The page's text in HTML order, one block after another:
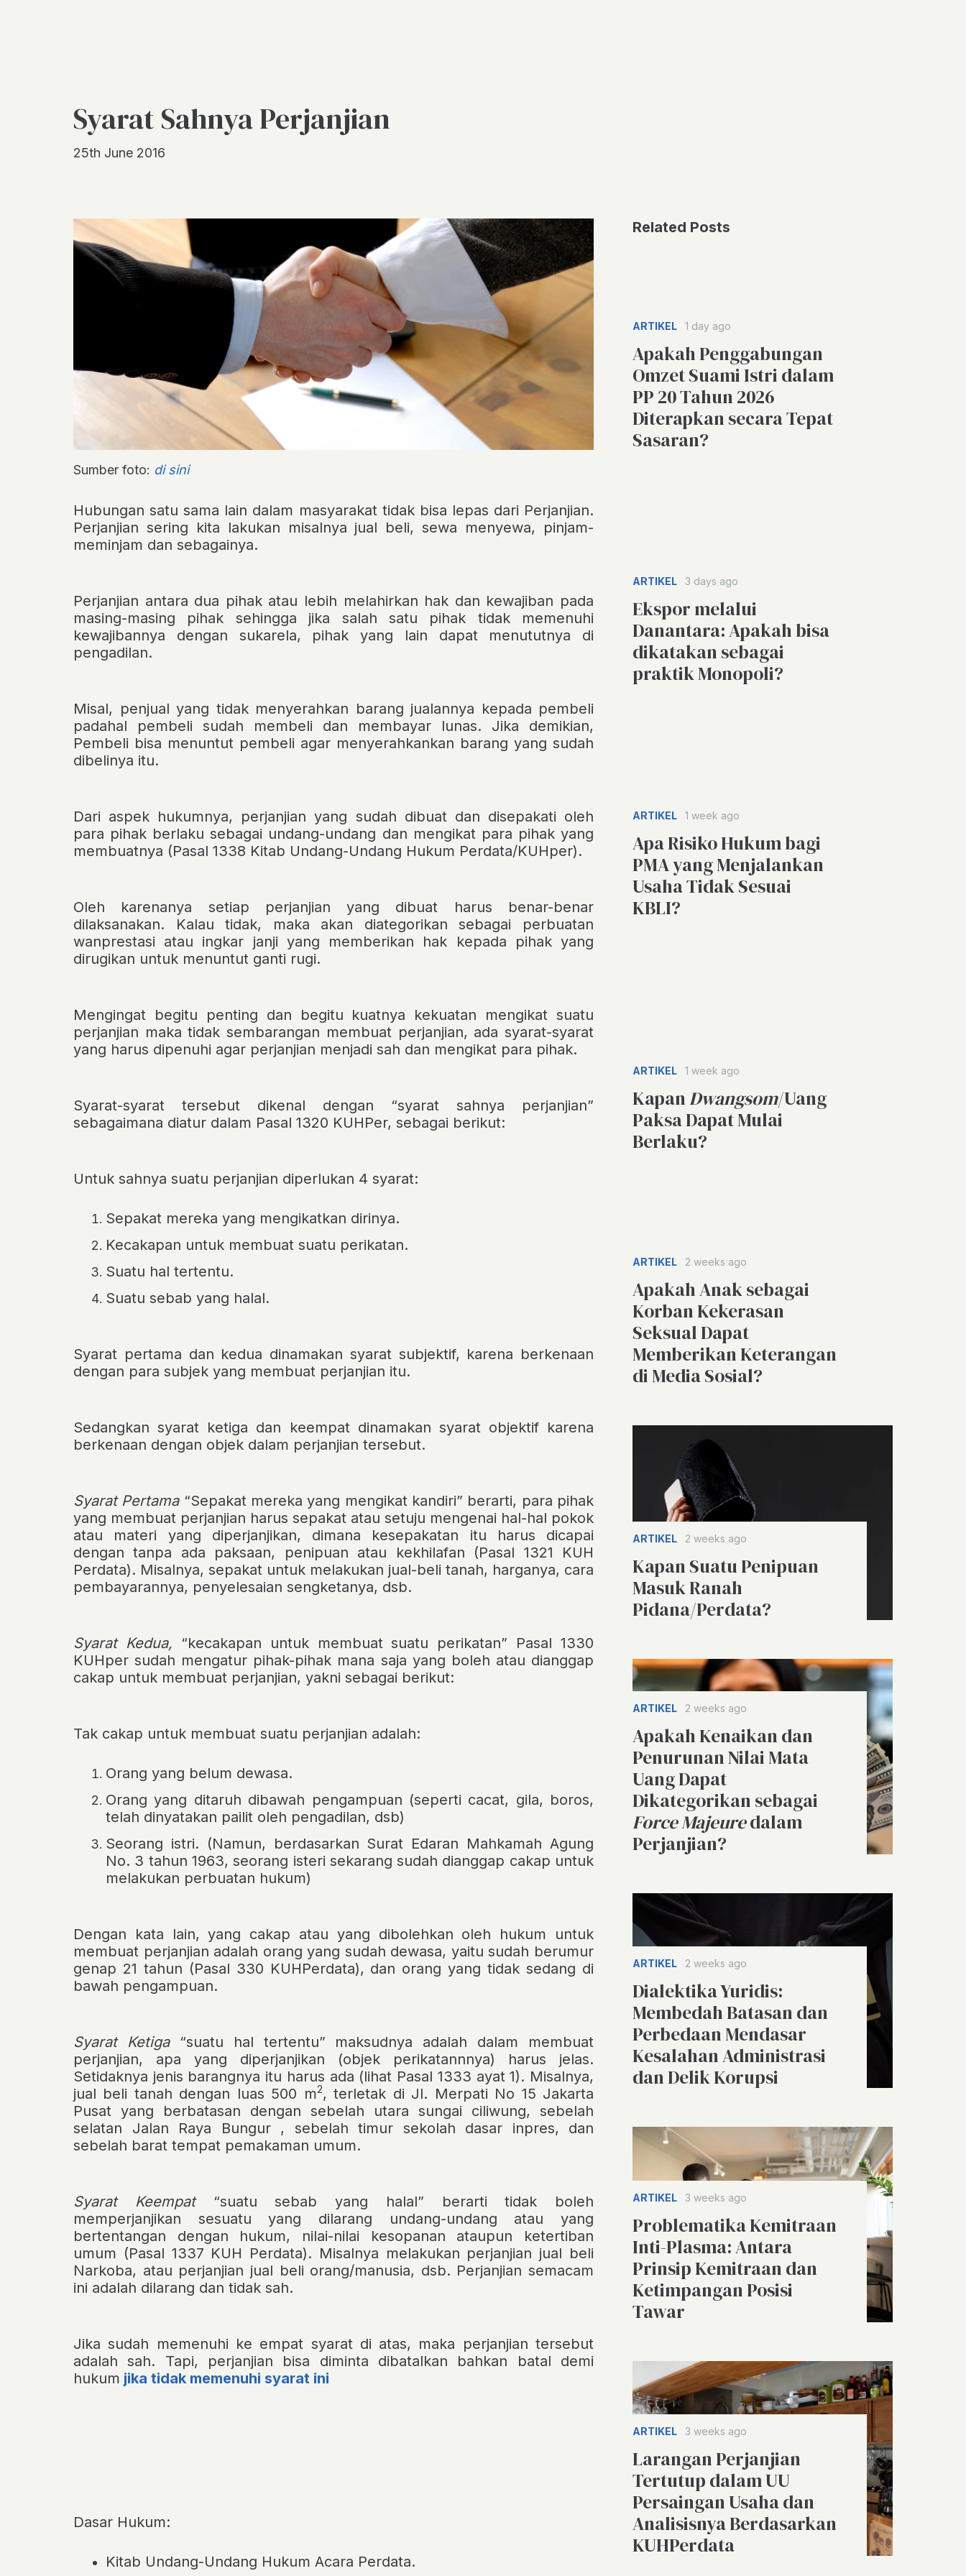
Syarat Sahnya Perjanjian
25th June 2016
Sumber foto: di sini
Hubungan satu sama lain dalam masyarakat tidak bisa lepas dari Perjanjian.
Perjanjian sering kita lakukan misalnya jual beli, sewa menyewa, pinjam-
meminjam dan sebagainya.
Perjanjian antara dua pihak atau lebih melahirkan hak dan kewajiban pada
masing-masing pihak sehingga jika salah satu pihak tidak memenuhi
kewajibannya dengan sukarela, pihak yang lain dapat menututnya di
pengadilan.
Misal, penjual yang tidak menyerahkan barang jualannya kepada pembeli
padahal pembeli sudah membeli dan membayar lunas. Jika demikian,
Pembeli bisa menuntut pembeli agar menyerahkankan barang yang sudah
dibelinya itu.
Dari aspek hukumnya, perjanjian yang sudah dibuat dan disepakati oleh
para pihak berlaku sebagai undang-undang dan mengikat para pihak yang
membuatnya (Pasal 1338 Kitab Undang-Undang Hukum Perdata/KUHper).
Oleh karenanya setiap perjanjian yang dibuat harus benar-benar
dilaksanakan. Kalau tidak, maka akan diategorikan sebagai perbuatan
wanprestasi atau ingkar janji yang memberikan hak kepada pihak yang
dirugikan untuk menuntut ganti rugi.
Mengingat begitu penting dan begitu kuatnya kekuatan mengikat suatu
perjanjian maka tidak sembarangan membuat perjanjian, ada syarat-syarat
yang harus dipenuhi agar perjanjian menjadi sah dan mengikat para pihak.
Syarat-syarat tersebut dikenal dengan “syarat sahnya perjanjian”
sebagaimana diatur dalam Pasal 1320 KUHPer, sebagai berikut:
Untuk sahnya suatu perjanjian diperlukan 4 syarat:
Sepakat mereka yang mengikatkan dirinya.
Kecakapan untuk membuat suatu perikatan.
Suatu hal tertentu.
Suatu sebab yang halal.
Syarat pertama dan kedua dinamakan syarat subjektif, karena berkenaan
dengan para subjek yang membuat perjanjian itu.
Sedangkan syarat ketiga dan keempatdinamakan syarat objektif karena
berkenaan dengan objek dalam perjanjian tersebut.
Syarat Pertama “Sepakat mereka yang mengikat kandiri” berarti, para pihak
yang membuat perjanjian harus sepakat atau setuju mengenai hal-hal pokok
atau materi yang diperjanjikan, dimana kesepakatan itu harus dicapai
dengan tanpa ada paksaan, penipuan atau kekhilafan (Pasal 1321 KUH
Perdata). Misalnya, sepakat untuk melakukan jual-beli tanah, harganya, cara
pembayarannya, penyelesaian sengketanya, dsb.
Syarat Kedua, “kecakapan untuk membuat suatu perikatan” Pasal 1330
KUHper sudah mengatur pihak-pihak mana saja yang boleh atau dianggap
cakap untuk membuat perjanjian, yakni sebagai berikut:
Tak cakap untuk membuat suatu perjanjian adalah:
Orang yang belum dewasa.
Orang yang ditaruh dibawah pengampuan (seperti cacat, gila, boros,
telah dinyatakan pailit oleh pengadilan, dsb)
Seorang istri. (Namun, berdasarkan Surat Edaran Mahkamah Agung
No. 3 tahun 1963, seorang isteri sekarang sudah dianggap cakap untuk
melakukan perbuatan hukum)
Dengan kata lain, yang cakap atau yang dibolehkan oleh hukum untuk
membuat perjanjian adalah orang yang sudah dewasa, yaitu sudah berumur
genap 21 tahun (Pasal 330 KUHPerdata), dan orang yang tidak sedang di
bawah pengampuan.
Syarat Ketiga “suatu hal tertentu” maksudnya adalah dalam membuat
perjanjian, apa yang diperjanjikan (objek perikatannnya) harus jelas.
Setidaknya jenis barangnya itu harus ada (lihat Pasal 1333 ayat 1). Misalnya,
jual beli tanah dengan luas 500 m2, terletak di Jl. Merpati No 15 Jakarta
Pusat yang berbatasan dengan sebelah utara sungai ciliwung, sebelah
selatan Jalan Raya Bungur , sebelah timur sekolah dasar inpres, dan
sebelah barat tempat pemakaman umum.
Syarat Keempat “suatu sebab yang halal” berarti tidak boleh
memperjanjikan sesuatu yang dilarang undang-undang atau yang
bertentangan dengan hukum, nilai-nilai kesopanan ataupun ketertiban
umum (Pasal 1337 KUH Perdata). Misalnya melakukan perjanjian jual beli
Narkoba, atau perjanjian jual beli orang/manusia, dsb. Perjanjian semacam
ini adalah dilarang dan tidak sah.
Jika sudah memenuhi ke empat syarat di atas, maka perjanjian tersebut
adalah sah. Tapi, perjanjian bisa diminta dibatalkan bahkan batal demi
hukum jika tidak memenuhi syarat ini
Dasar Hukum:
Kitab Undang-Undang Hukum Acara Perdata.
Related Posts
ARTIKEL 1 day ago
Apakah Penggabungan
Omzet Suami Istri dalam
PP 20 Tahun 2026
Diterapkan secara Tepat
Sasaran?
ARTIKEL 3 days ago
Ekspor melalui
Danantara: Apakah bisa
dikatakan sebagai
praktik Monopoli?
ARTIKEL 1 week ago
Apa Risiko Hukum bagi
PMA yang Menjalankan
Usaha Tidak Sesuai
KBLI?
ARTIKEL 1 week ago
KapanDwangsom/Uang
Paksa Dapat Mulai
Berlaku?
ARTIKEL 2 weeks ago
Apakah Anak sebagai
Korban Kekerasan
Seksual Dapat
Memberikan Keterangan
di Media Sosial?
ARTIKEL 2 weeks ago
Kapan Suatu Penipuan
Masuk Ranah
Pidana/Perdata?
ARTIKEL 2 weeks ago
Apakah Kenaikan dan
Penurunan Nilai Mata
Uang Dapat
Dikategorikan sebagai
Force Majeuredalam
Perjanjian?
ARTIKEL 2 weeks ago
Dialektika Yuridis:
Membedah Batasan dan
Perbedaan Mendasar
Kesalahan Administrasi
dan Delik Korupsi
ARTIKEL 3 weeks ago
Problematika Kemitraan
Inti-Plasma: Antara
Prinsip Kemitraan dan
Ketimpangan Posisi
Tawar
ARTIKEL 3 weeks ago
Larangan Perjanjian
Tertutup dalam UU
Persaingan Usaha dan
Analisisnya Berdasarkan
KUHPerdata